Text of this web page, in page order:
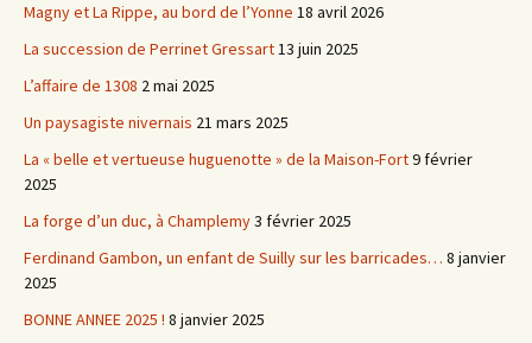
Magny et La Rippe, au bord de l’Yonne 18 avril 2026
La succession de Perrinet Gressart13 juin 2025
L’affaire de 1308 2 mai 2025
Un paysagiste nivernais 21 mars 2025
La « belle et vertueuse huguenotte » de la Maison-Fort9 février
2025
La forge d’un duc, à Champlemy3 février 2025
Ferdinand Gambon, un enfant de Suilly sur les barricades… 8 janvier
2025
BONNE ANNEE 2025 ! 8 janvier 2025